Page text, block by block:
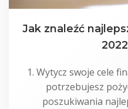
Jak znaleźć
1. Wytycz swoje cele
potrzebujesz
poszukiwania